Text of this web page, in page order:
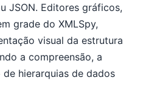
JSON. Editores gráficos,
grade do XMLSpy,
visual da estrutura
a compreensão, a
hierarquias de dados